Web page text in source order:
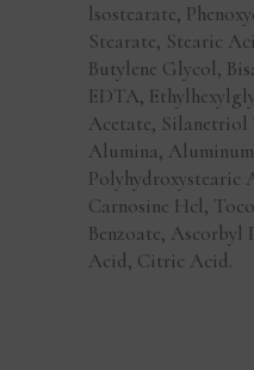
lsostearate,
Stearate, Stearic
Butylene Glycol,
EDTA,
Acetate, Silanetriol
Alumina,
Polyhydroxystearic
Carnosine Hcl,
Benzoate,
Acid, Citric Acid.